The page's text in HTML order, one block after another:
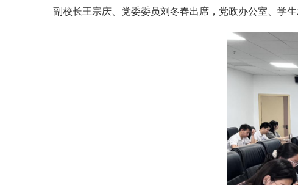
副校长王宗庆、党委委员刘冬春出席，党政办公室、学